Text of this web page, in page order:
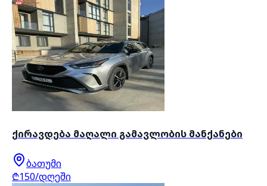
ქირავდება მაღალი გამავლობის მანქანები
ბათუმი
₾150/დღეში